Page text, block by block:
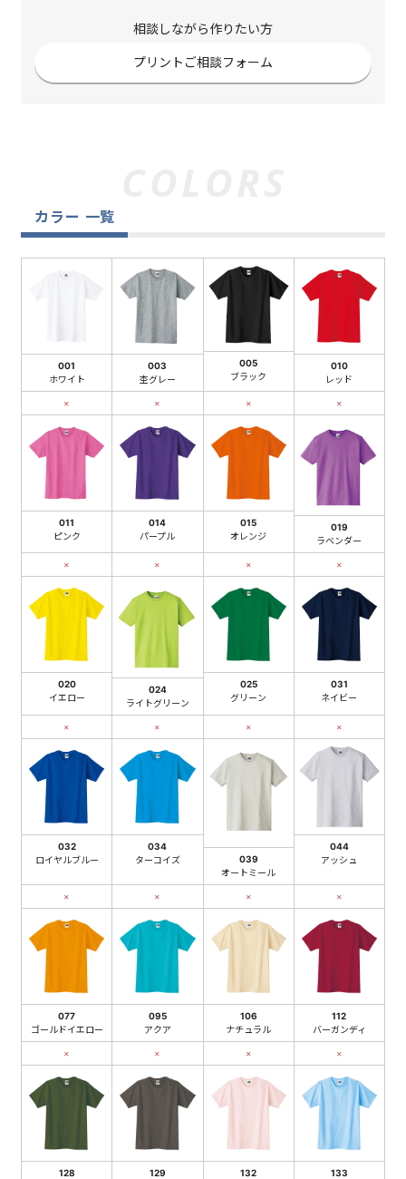
相談しながら作りたい方
プリントご相談フォーム
カラー 一覧
001
ホワイト
×
003
杢グレー
×
005
ブラック
×
010
レッド
×
011
ピンク
×
014
パープル
×
015
オレンジ
×
019
ラベンダー
×
020
イエロー
×
024
ライトグリーン
×
025
グリーン
×
031
ネイビー
×
032
ロイヤルブルー
×
034
ターコイズ
×
039
オートミール
×
044
アッシュ
×
077
ゴールドイエロー
×
095
アクア
×
106
ナチュラル
×
112
バーガンディ
×
128 129 132 133